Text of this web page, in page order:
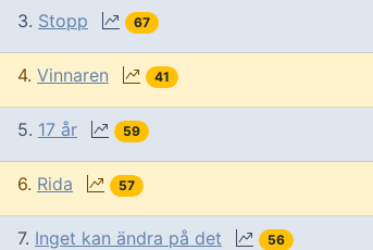
3. Stopp 67
4. Vinnaren 41
5. 17 år 59
6. Rida 57
7. Inget kan ändra på det 56